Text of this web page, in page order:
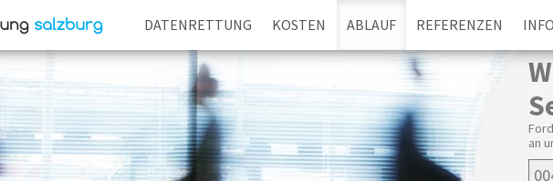
DATENRETTUNG KOSTEN ABLAUF REFERENZEN INFO
an